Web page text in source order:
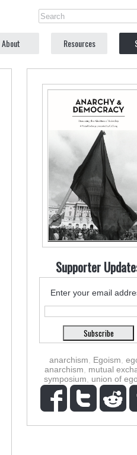
About Resources
Supporter
Enter your email
anarchism Egoism
anarchism
mutual
symposium
union of